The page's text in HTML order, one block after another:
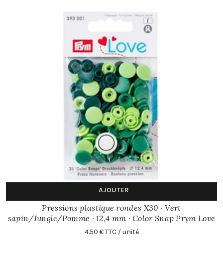
AJOUTER
Pressions plastique rondes X30 · Vert
sapin/Jungle/Pomme · 12,4 mm · Color Snap Prym Love
4.50 € TTC / unité